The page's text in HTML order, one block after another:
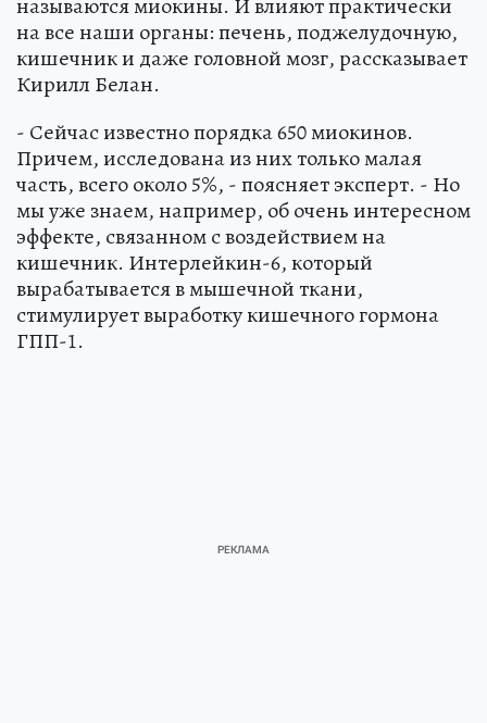
на все наши органы: печень, поджелудочную,
кишечник и даже головной мозг, рассказывает
Кирилл Белан.
- Сейчас известно порядка 650 миокинов.
Причем, исследована из них только малая
часть, всего около 5%, - поясняет эксперт. - Но
мы уже знаем, например, об очень интересном
эффекте, связанном с воздействием на
кишечник. Интерлейкин-6, который
вырабатывается в мышечной ткани,
стимулирует выработку кишечного гормона
ГПП-1.